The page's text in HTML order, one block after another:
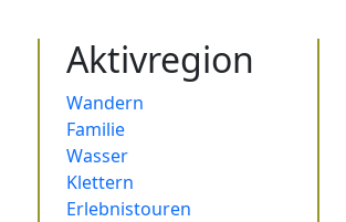
Aktivregion
Wandern
Familie
Wasser
Klettern
Erlebnistouren